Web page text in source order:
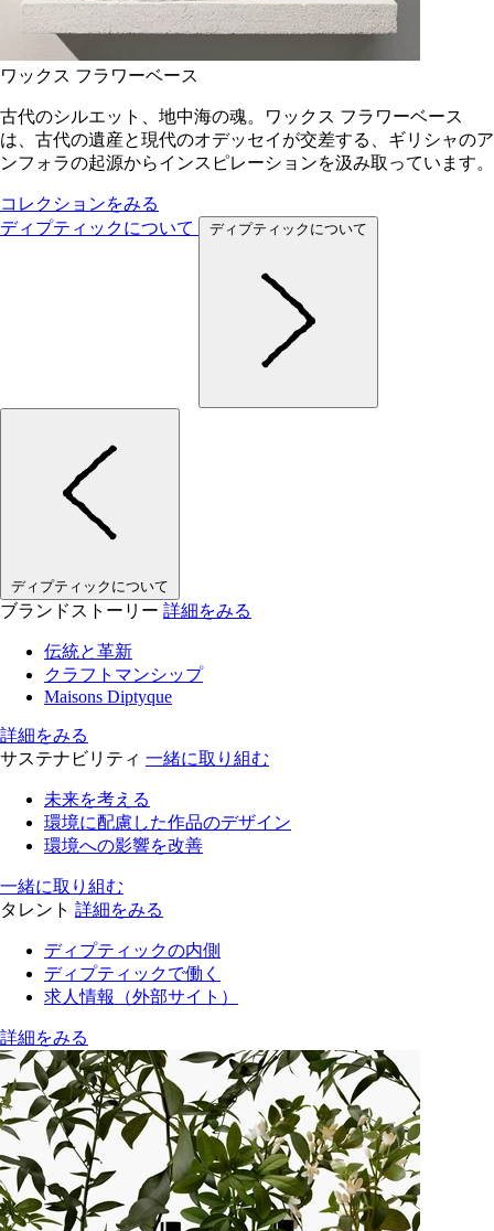
ワックス フラワーベース
古代のシルエット、地中海の魂。ワックス フラワーベース
は、古代の遺産と現代のオデッセイが交差する、ギリシャのア
ンフォラの起源からインスピレーションを汲み取っています。
コレクションをみる
ディプティックについて
ディプティックについて
ディプティックについて
ブランドストーリー 詳細をみる
伝統と革新
クラフトマンシップ
Maisons Diptyque
詳細をみる
サステナビリティ 一緒に取り組む
未来を考える
環境に配慮した作品のデザイン
環境への影響を改善
一緒に取り組む
タレント 詳細をみる
ディプティックの内側
ディプティックで働く
求人情報（外部サイト）
詳細をみる